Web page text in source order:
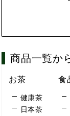
商品一覧か
お茶
健康茶
日本茶
食